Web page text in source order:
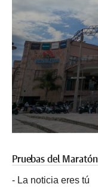
Pruebas del Maratón
- La noticia eres tú